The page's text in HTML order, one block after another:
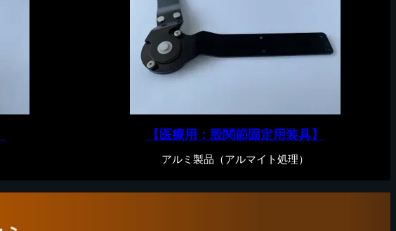
【医療用：股関節固定用装具】
アルミ製品（アルマイト処理）